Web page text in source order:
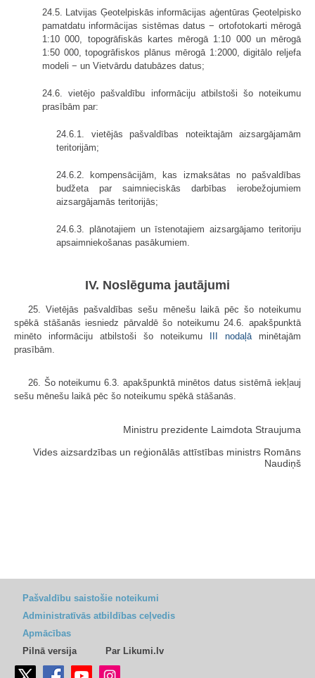
24.5. Latvijas Ģeotelpiskās informācijas aģentūras Ģeotelpisko
pamatdatu informācijas sistēmas datus − ortofotokarti mērogā
1:10 000, topogrāfiskās kartes mērogā 1:10 000 un mērogā
1:50 000, topogrāfiskos plānus mērogā 1:2000, digitālo reljefa
modeli − un Vietvārdu datubāzes datus;
24.6. vietējo pašvaldību informāciju atbilstoši šo noteikumu
prasībām par:
24.6.1. vietējās pašvaldības noteiktajām aizsargājamām
teritorijām;
24.6.2. kompensācijām, kas izmaksātas no pašvaldības
budžeta par saimnieciskās darbības ierobežojumiem
aizsargājamās teritorijās;
24.6.3. plānotajiem un īstenotajiem aizsargājamo teritoriju
apsaimniekošanas pasākumiem.
IV. Noslēguma jautājumi
25. Vietējās pašvaldības sešu mēnešu laikā pēc šo noteikumu
spēkā stāšanās iesniedz pārvaldē šo noteikumu 24.6. apakšpunktā
minēto informāciju atbilstoši šo noteikumu III nodaļā minētajām
prasībām.
26. Šo noteikumu 6.3. apakšpunktā minētos datus sistēmā iekļauj
sešu mēnešu laikā pēc šo noteikumu spēkā stāšanās.
Ministru prezidente Laimdota Straujuma
Vides aizsardzības un reģionālās attīstības ministrs Romāns
Naudiņš
Pašvaldību saistošie noteikumi
Administratīvās atbildības ceļvedis
Apmācības
Pilnā versija
Par Likumi.lv